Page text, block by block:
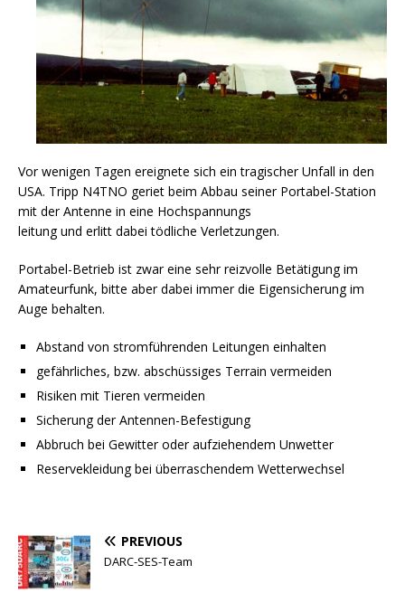
Vor wenigen Tagen ereignete sich ein tragischer Unfall in den
USA. Tripp N4TNO geriet beim Abbau seiner Portabel-Station
mit der Antenne in eine Hochspannungs
leitung und erlitt dabei tödliche Verletzungen.
Portabel-Betrieb ist zwar eine sehr reizvolle Betätigung im
Amateurfunk, bitte aber dabei immer die Eigensicherung im
Auge behalten.
Abstand von stromführenden Leitungen einhalten
gefährliches, bzw. abschüssiges Terrain vermeiden
Risiken mit Tieren vermeiden
Sicherung der Antennen-Befestigung
Abbruch bei Gewitter oder aufziehendem Unwetter
Reservekleidung bei überraschendem Wetterwechsel
PREVIOUS
DARC-SES-Team